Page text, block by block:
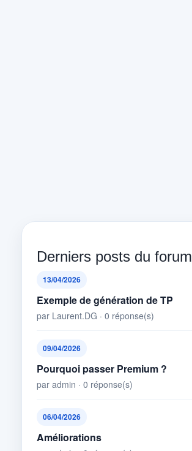
Derniers posts du forum
13/04/2026
Exemple de génération de TP
par Laurent.DG · 0 réponse(s)
09/04/2026
Pourquoi passer Premium ?
par admin · 0 réponse(s)
06/04/2026
Améliorations